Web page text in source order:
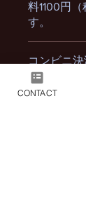
料1100円
す。
いた場合の
なります。
コンビニ
はご入金
購入手続
CONTACT